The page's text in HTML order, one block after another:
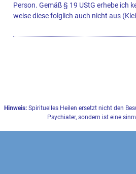
Person. Gemäß § 19 UStG erhebe ich
weise diese folglich auch nicht aus
Hinweis: Spirituelles Heilen ersetzt nicht den
Psychiater, sondern ist eine